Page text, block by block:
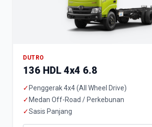
DUTRO
136 HDL 4x4 6.8
✓ Penggerak 4x4 (All Wheel Drive)
✓ Medan Off-Road / Perkebunan
✓Sasis Panjang